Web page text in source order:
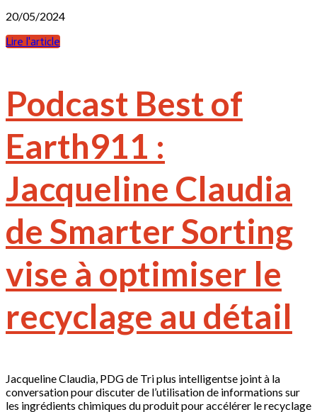
20/05/2024
Lire l'article
Podcast Best of
Earth911 :
Jacqueline Claudia
de Smarter Sorting
vise à optimiser le
recyclage au détail
Jacqueline Claudia, PDG de Tri plus intelligentse joint à la
conversation pour discuter de l’utilisation de informations sur
les ingrédients chimiques du produit pour accélérer le recyclage